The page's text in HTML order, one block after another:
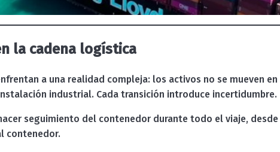
la cadena logística
a una realidad compleja: los activos no se mueven
industrial. Cada transición introduce incertidumbre.
seguimiento del contenedor durante todo el viaje,
contenedor.